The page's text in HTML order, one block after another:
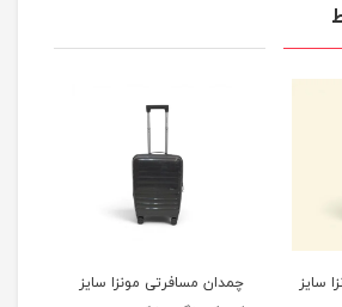
سایز
چمدان مسافرتی مونزا سایز